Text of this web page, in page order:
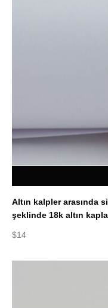
Altın kalpler arasında
şeklinde 18k altın
$14